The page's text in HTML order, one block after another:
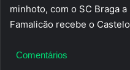
minhoto, com o SC Braga
Famalicão recebe o
Comentários